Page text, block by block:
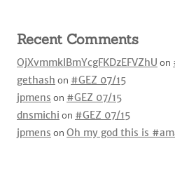
Recent Comments
OjXvmmkIBmYcgFKDzEFVZhU on
gethash on #GEZ 07/15
jpmens on #GEZ 07/15
dnsmichi on #GEZ 07/15
jpmens on Oh my god this is